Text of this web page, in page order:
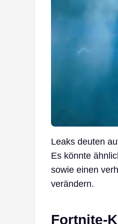
Leaks deuten
Es könnte
sowie einen
verändern.
Fortnite-